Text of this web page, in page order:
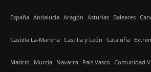
España Andalucía Aragón Asturias Baleares
Castilla La-Mancha Castilla y León Cataluña
Madrid Murcia Navarra País Vasco Comunidad